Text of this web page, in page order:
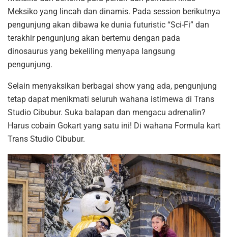
Meksiko yang lincah dan dinamis. Pada session berikutnya
pengunjung akan dibawa ke dunia futuristic “Sci-Fi” dan
terakhir pengunjung akan bertemu dengan pada
dinosaurus yang bekeliling menyapa langsung
pengunjung.
Selain menyaksikan berbagai show yang ada, pengunjung
tetap dapat menikmati seluruh wahana istimewa di Trans
Studio Cibubur. Suka balapan dan mengacu adrenalin?
Harus cobain Gokart yang satu ini! Di wahana Formula kart
Trans Studio Cibubur.